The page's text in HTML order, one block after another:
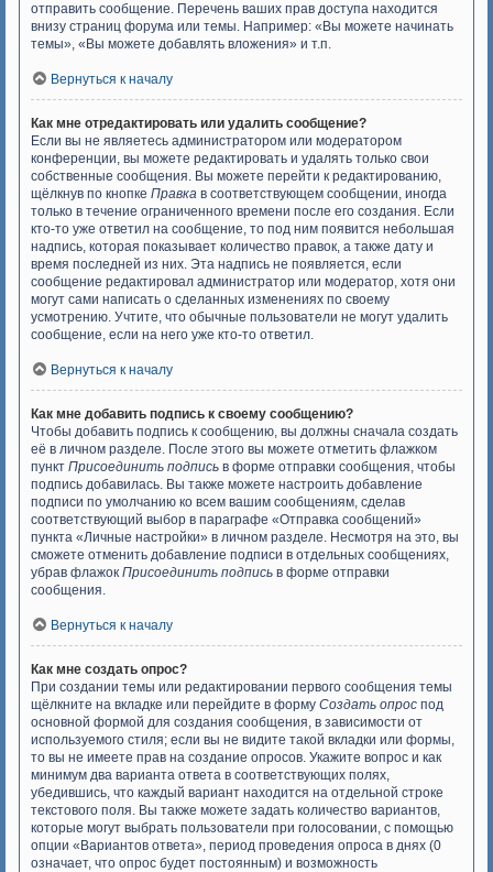
отправить сообщение. Перечень ваших прав доступа находится
внизу страниц форума или темы. Например: «Вы можете начинать
темы», «Вы можете добавлять вложения» и т.п.
Вернуться к началу
Как мне отредактировать или удалить сообщение?
Если вы не являетесь администратором или модератором
конференции, вы можете редактировать и удалять только свои
собственные сообщения. Вы можете перейти к редактированию,
щёлкнув по кнопке Правка в соответствующем сообщении, иногда
только в течение ограниченного времени после его создания. Если
кто-то уже ответил на сообщение, то под ним появится небольшая
надпись, которая показывает количество правок, а также дату и
время последней из них. Эта надпись не появляется, если
сообщение редактировал администратор или модератор, хотя они
могут сами написать о сделанных изменениях по своему
усмотрению. Учтите, что обычные пользователи не могут удалить
сообщение, если на него уже кто-то ответил.
Вернуться к началу
Как мне добавить подпись к своему сообщению?
Чтобы добавить подпись к сообщению, вы должны сначала создать
её в личном разделе. После этого вы можете отметить флажком
пункт Присоединить подпись в форме отправки сообщения, чтобы
подпись добавилась. Вы также можете настроить добавление
подписи по умолчанию ко всем вашим сообщениям, сделав
соответствующий выбор в параграфе «Отправка сообщений»
пункта «Личные настройки» в личном разделе. Несмотря на это, вы
сможете отменить добавление подписи в отдельных сообщениях,
убрав флажок Присоединить подпись в форме отправки
сообщения.
Вернуться к началу
Как мне создать опрос?
При создании темы или редактировании первого сообщения темы
щёлкните на вкладке или перейдите в форму Создать опрос под
основной формой для создания сообщения, в зависимости от
используемого стиля; если вы не видите такой вкладки или формы,
то вы не имеете прав на создание опросов. Укажите вопрос и как
минимум два варианта ответа в соответствующих полях,
убедившись, что каждый вариант находится на отдельной строке
текстового поля. Вы также можете задать количество вариантов,
которые могут выбрать пользователи при голосовании, с помощью
опции «Вариантов ответа», период проведения опроса в днях (0
означает, что опрос будет постоянным) и возможность